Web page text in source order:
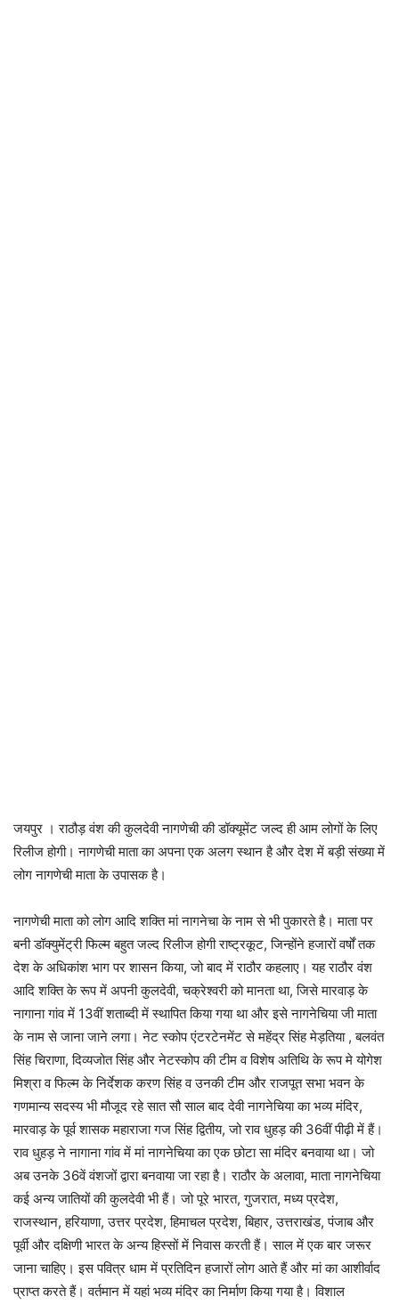
जयपुर । राठौड़ वंश की कुलदेवी नागणेची की डॉक्यूमेंट जल्द ही आम लोगों के लिए
रिलीज होगी। नागणेची माता का अपना एक अलग स्थान है और देश में बड़ी संख्या में
लोग नागणेची माता के उपासक है।
नागणेची माता को लोग आदि शक्ति मां नागनेचा के नाम से भी पुकारते है। माता पर
बनी डॉक्युमेंट्री फिल्म बहुत जल्द रिलीज होगी राष्ट्रकूट, जिन्होंने हजारों वर्षों तक
देश के अधिकांश भाग पर शासन किया, जो बाद में राठौर कहलाए। यह राठौर वंश
आदि शक्ति के रूप में अपनी कुलदेवी, चक्रेश्वरी को मानता था, जिसे मारवाड़ के
नागाना गांव में 13वीं शताब्दी में स्थापित किया गया था और इसे नागनेचिया जी माता
के नाम से जाना जाने लगा। नेट स्कोप एंटरटेनमेंट से महेंद्र सिंह मेड़तिया , बलवंत
सिंह चिराणा, दिव्यजोत सिंह और नेटस्कोप की टीम व विशेष अतिथि के रूप मे योगेश
मिश्रा व फिल्म के निर्देशक करण सिंह व उनकी टीम और राजपूत सभा भवन के
गणमान्य सदस्य भी मौजूद रहे सात सौ साल बाद देवी नागनेचिया का भव्य मंदिर,
मारवाड़ के पूर्व शासक महाराजा गज सिंह द्वितीय, जो राव धुहड़ की 36वीं पीढ़ी में हैं।
राव धुहड़ ने नागाना गांव में मां नागनेचिया का एक छोटा सा मंदिर बनवाया था। जो
अब उनके 36वें वंशजों द्वारा बनवाया जा रहा है। राठौर के अलावा, माता नागनेचिया
कई अन्य जातियों की कुलदेवी भी हैं। जो पूरे भारत, गुजरात, मध्य प्रदेश,
राजस्थान, हरियाणा, उत्तर प्रदेश, हिमाचल प्रदेश, बिहार, उत्तराखंड, पंजाब और
पूर्वी और दक्षिणी भारत के अन्य हिस्सों में निवास करती हैं। साल में एक बार जरूर
जाना चाहिए। इस पवित्र धाम में प्रतिदिन हजारों लोग आते हैं और मां का आशीर्वाद
प्राप्त करते हैं। वर्तमान में यहां भव्य मंदिर का निर्माण किया गया है। विशाल